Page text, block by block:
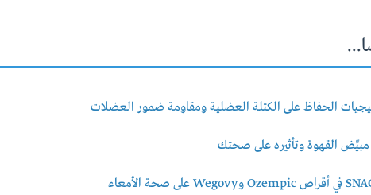
الحفاظ على الكتلة العضلية ومقاومة ضمور العضلات
مبيِّض القهوة وتأثيره على صحتك